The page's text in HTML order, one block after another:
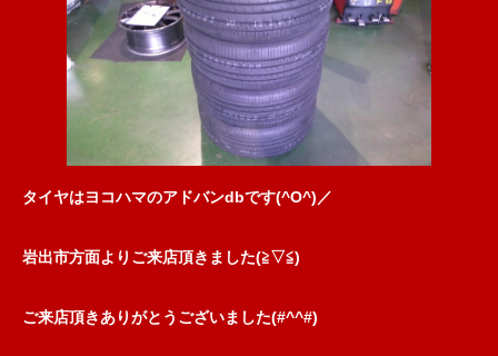
タイヤはヨコハマのアドバンdbです(^O^)／
岩出市方面よりご来店頂きました(≧▽≦)
ご来店頂きありがとうございました(#^^#)